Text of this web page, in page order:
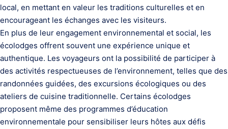
local, en mettant en valeur les traditions culturelles et en
encourageant les échanges avec les visiteurs.
En plus de leur engagement environnemental et social, les
écolodges offrent souvent une expérience unique et
authentique. Les voyageurs ont la possibilité de participer à
des activités respectueuses de l’environnement, telles que des
randonnées guidées, des excursions écologiques ou des
ateliers de cuisine traditionnelle. Certains écolodges
proposent même des programmes d’éducation
environnementale pour sensibiliser leurs hôtes aux défis